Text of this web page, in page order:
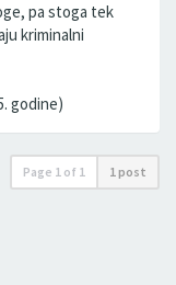
pa stoga tek
kriminalni
godine)
Page 1 of 1 1 post